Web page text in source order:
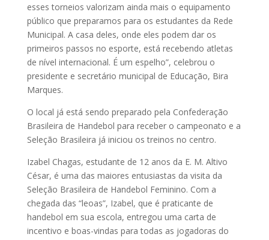
esses torneios valorizam ainda mais o equipamento
público que preparamos para os estudantes da Rede
Municipal. A casa deles, onde eles podem dar os
primeiros passos no esporte, está recebendo atletas
de nível internacional. É um espelho”, celebrou o
presidente e secretário municipal de Educação, Bira
Marques.
O local já está sendo preparado pela Confederação
Brasileira de Handebol para receber o campeonato e a
Seleção Brasileira já iniciou os treinos no centro.
Izabel Chagas, estudante de 12 anos da E. M. Altivo
César, é uma das maiores entusiastas da visita da
Seleção Brasileira de Handebol Feminino. Com a
chegada das “leoas”, Izabel, que é praticante de
handebol em sua escola, entregou uma carta de
incentivo e boas-vindas para todas as jogadoras do